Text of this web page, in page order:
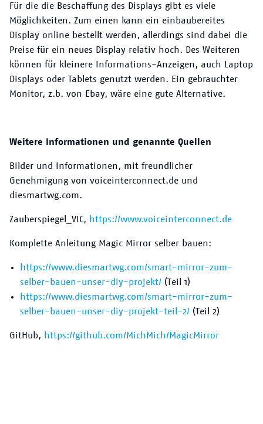
Für die die Beschaffung des Displays gibt es viele
Möglichkeiten. Zum einen kann ein einbaubereites
Display online bestellt werden, allerdings sind dabei die
Preise für ein neues Display relativ hoch. Des Weiteren
können für kleinere Informations-Anzeigen, auch Laptop
Displays oder Tablets genutzt werden. Ein gebrauchter
Monitor, z.b. von Ebay, wäre eine gute Alternative.
Weitere Informationen und genannte Quellen
Bilder und Informationen, mit freundlicher
Genehmigung von voiceinterconnect.de und
diesmartwg.com.
Zauberspiegel_VIC, https://www.voiceinterconnect.de
Komplette Anleitung Magic Mirror selber bauen:
https://www.diesmartwg.com/smart-mirror-zum-
selber-bauen-unser-diy-projekt/(Teil 1)
https://www.diesmartwg.com/smart-mirror-zum-
selber-bauen-unser-diy-projekt-teil-2/(Teil 2)
GitHub, https://github.com/MichMich/MagicMirror